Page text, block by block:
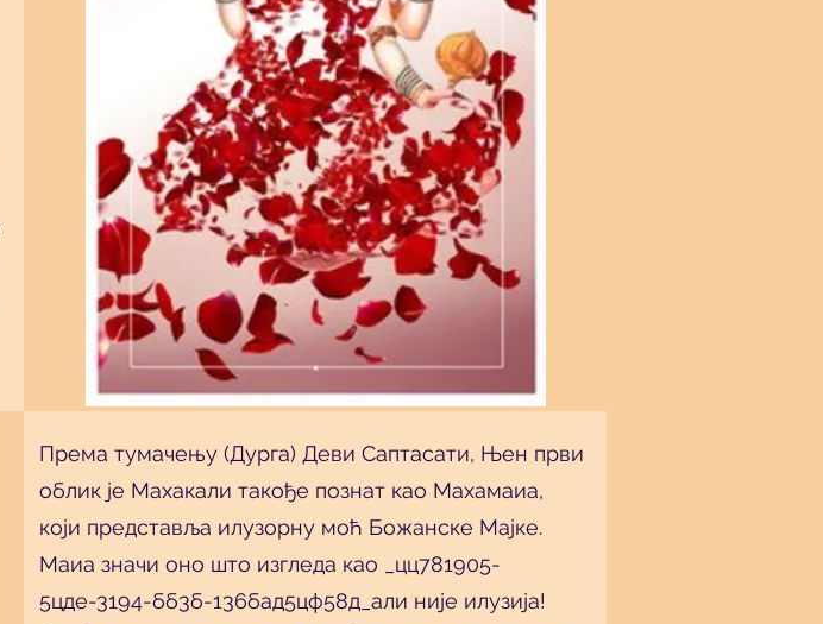
Према тумачењу (Дурга) Деви Саптасати, Њен први
облик је Махакали такође познат као Махамаиа,
који представља илузорну моћ Божанске Мајке.
Маиа значи оно што изгледа као _цц781905-
5цде-3194-бб3б-136бад5цф58д_али није илузија!